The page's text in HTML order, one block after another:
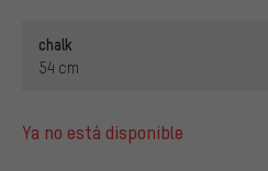
chalk
54 cm
ya no está disponible